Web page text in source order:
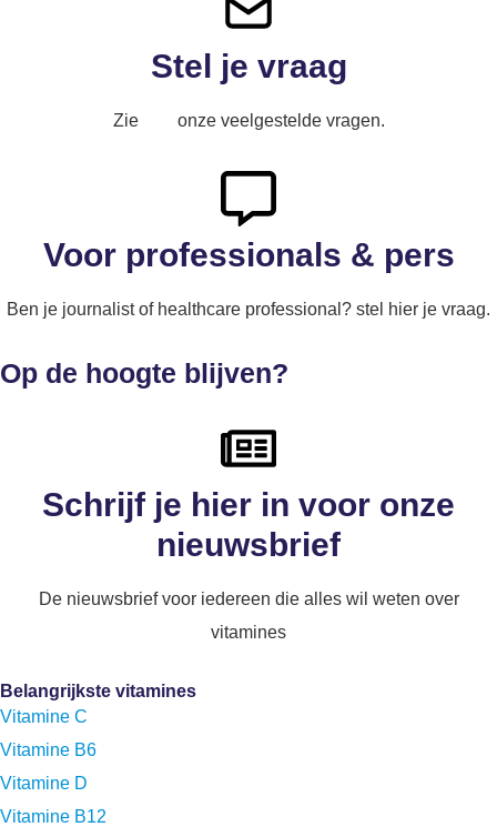
Stel je vraag
Zie onze veelgestelde vragen.
Voor professionals & pers
Ben je journalist of healthcare professional? stel hier je vraag.
Op de hoogte blijven?
Schrijf je hier in voor onze
nieuwsbrief
De nieuwsbrief voor iedereen die alles wil weten over
vitamines
Belangrijkste vitamines
Vitamine C
Vitamine B6
Vitamine D
Vitamine B12